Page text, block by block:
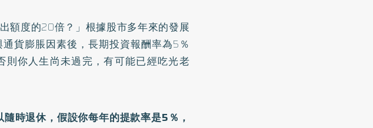
額度的20倍？」根據股市多年來的發展
貨膨脹因素後，長期投資報酬率為5％
你人生尚未過完，有可能已經吃光老
時退休，假設你每年的提款率是5％，